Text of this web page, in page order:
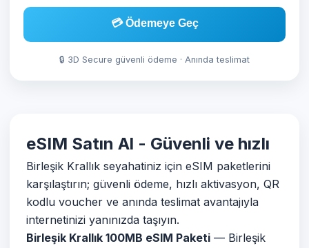
💳 Ödemeye Geç
🔒 3D Secure güvenli ödeme · Anında teslimat
eSIM Satın Al - Güvenli ve hızlı
Birleşik Krallık seyahatiniz için eSIM paketlerini
karşılaştırın; güvenli ödeme, hızlı aktivasyon, QR
kodlu voucher ve anında teslimat avantajıyla
internetinizi yanınızda taşıyın.
Birleşik Krallık 100MB eSIM Paketi — Birleşik